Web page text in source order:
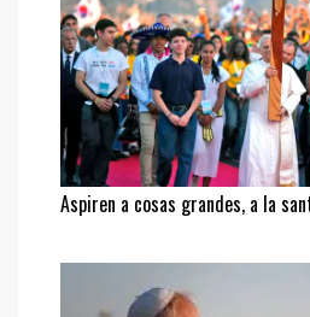
Aspiren a cosas grandes, a la